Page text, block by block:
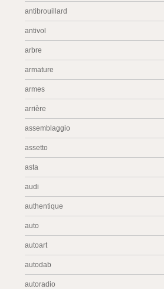
antibrouillard
antivol
arbre
armature
armes
arrière
assemblaggio
assetto
asta
audi
authentique
auto
autoart
autodab
autoradio